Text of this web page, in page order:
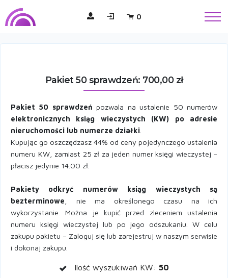
0
Pakiet 50 sprawdzeń: 700,00 zł
Pakiet 50 sprawdzeń pozwala na ustalenie 50 numerów
elektronicznych ksiąg wieczystych (KW) po adresie
nieruchomości lub numerze działki
Kupując go oszczędzasz 44% od ceny pojedynczego ustalenia
numeru KW, zamiast 25 zł za jeden numer księgi wieczystej –
płacisz jedynie 14.00 zł.
Pakiety odkryć numerów ksiąg wieczystych są
bezterminowe , nie ma określonego czasu na ich
wykorzystanie. Można je kupić przed zleceniem ustalenia
numeru księgi wieczystej lub po jego odszukaniu. W celu
zakupu pakietu – Zaloguj się lub zarejestruj w naszym serwisie
i dokonaj zakupu.
Ilość wyszukiwań KW: 50